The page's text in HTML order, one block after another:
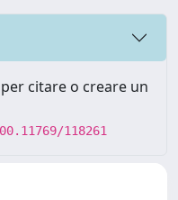
citare o creare un
118261